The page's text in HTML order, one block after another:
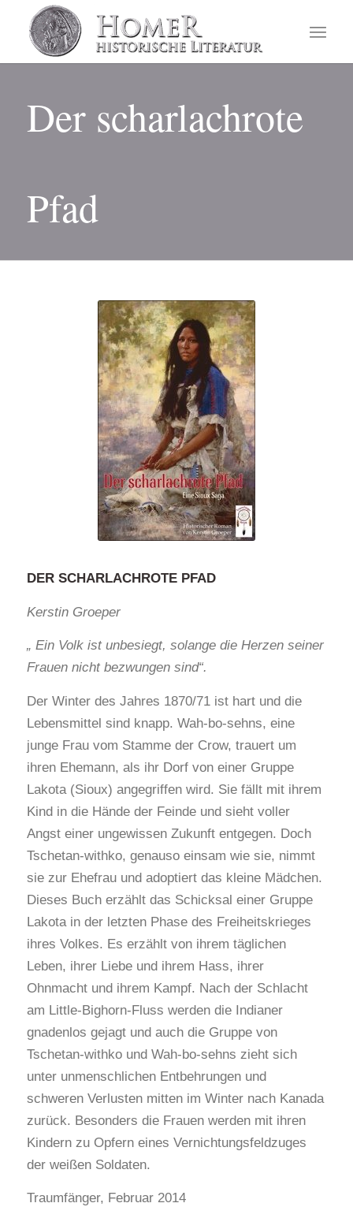
Der scharlachrote
Pfad
DER SCHARLACHROTE PFAD
Kerstin Groeper
„ Ein Volk ist unbesiegt, solange die Herzen seiner
Frauen nicht bezwungen sind“.
Der Winter des Jahres 1870/71 ist hart und die
Lebensmittel sind knapp. Wah-bo-sehns, eine
junge Frau vom Stamme der Crow, trauert um
ihren Ehemann, als ihr Dorf von einer Gruppe
Lakota (Sioux) angegriffen wird. Sie fällt mit ihrem
Kind in die Hände der Feinde und sieht voller
Angst einer ungewissen Zukunft entgegen. Doch
Tschetan-withko, genauso einsam wie sie, nimmt
sie zur Ehefrau und adoptiert das kleine Mädchen.
Dieses Buch erzählt das Schicksal einer Gruppe
Lakota in der letzten Phase des Freiheitskrieges
ihres Volkes. Es erzählt von ihrem täglichen
Leben, ihrer Liebe und ihrem Hass, ihrer
Ohnmacht und ihrem Kampf. Nach der Schlacht
am Little-Bighorn-Fluss werden die Indianer
gnadenlos gejagt und auch die Gruppe von
Tschetan-withko und Wah-bo-sehns zieht sich
unter unmenschlichen Entbehrungen und
schweren Verlusten mitten im Winter nach Kanada
zurück. Besonders die Frauen werden mit ihren
Kindern zu Opfern eines Vernichtungsfeldzuges
der weißen Soldaten.
Traumfänger, Februar 2014